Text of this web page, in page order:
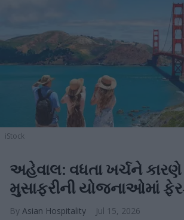
iStock
અહેવાલ: વધતા ખર્ચને કારણે
મુસાફરીની યોજનાઓમાં
Asian Hospitality Jul 15, 2026